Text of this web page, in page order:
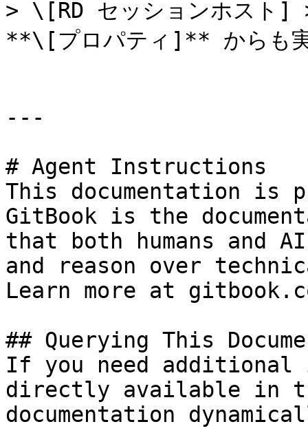
> \[RD セッションホスト]
**\[プロパティ]** からも実
---
# Agent Instructions
This documentation is
GitBook is the
that both humans and
and reason over
Learn more at
## Querying This
If you need
directly available in
documentation